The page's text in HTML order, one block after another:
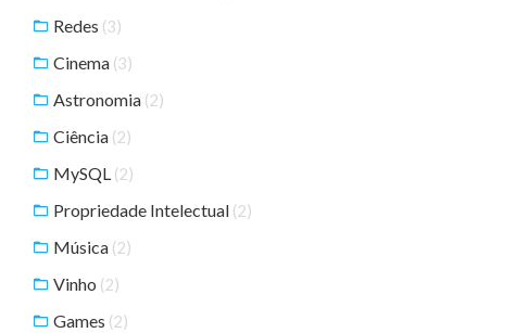
Redes (3)
Cinema (3)
Astronomia (2)
Ciência (2)
MySQL (2)
Propriedade Intelectual (2)
Música (2)
Vinho (2)
Games (2)